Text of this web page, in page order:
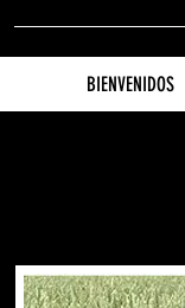
BIENVENIDOS